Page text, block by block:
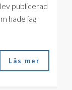
publicerad
hade jag
Läs mer